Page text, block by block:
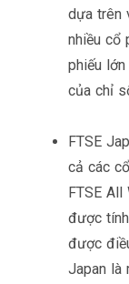
dựa trên
nhiều cổ
phiếu
của chỉ
FTSE
cả các
FTSE All
được
được
Japan là